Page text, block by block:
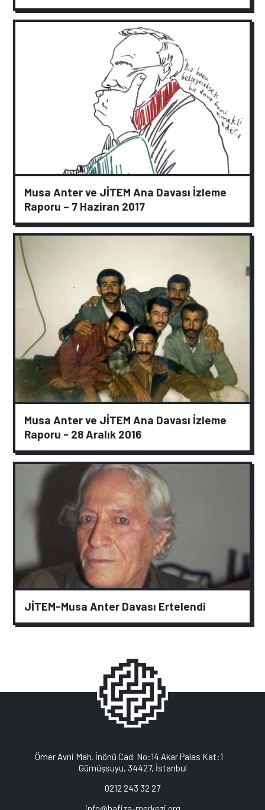
Musa Anter ve JİTEM Ana Davası İzleme
Raporu – 7 Haziran 2017
Musa Anter ve JİTEM Ana Davası İzleme
Raporu - 28 Aralık 2016
JİTEM-Musa Anter Davası Ertelendi
Ömer Avni Mah. İnönü Cad. No:14 Akar Palas Kat:1
Gümüşsuyu, 34427, İstanbul
0212 243 32 27